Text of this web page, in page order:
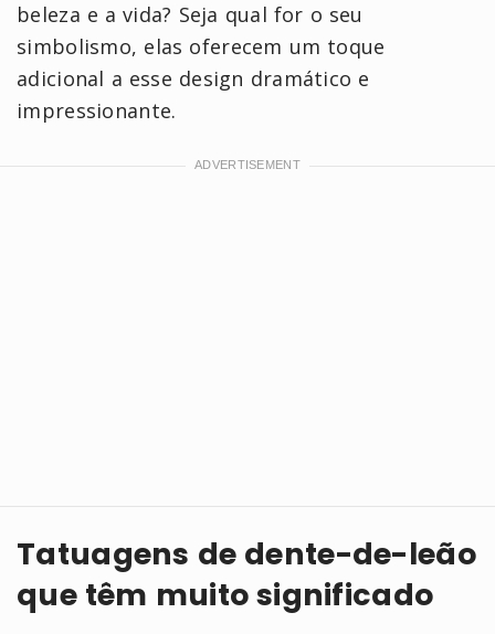
beleza e a vida? Seja qual for o seu
simbolismo, elas oferecem um toque
adicional a esse design dramático e
impressionante.
Tatuagens de dente-de-leão
que têm muito significado